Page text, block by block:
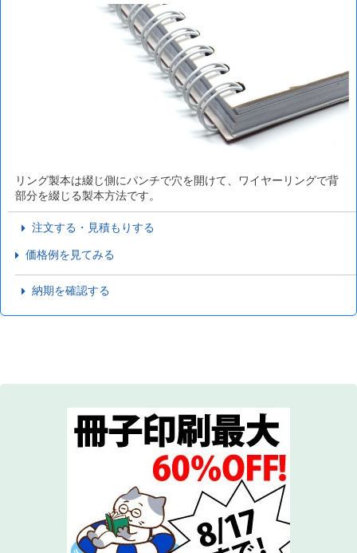
リング製本は綴じ側にパンチで穴を開けて、ワイヤーリングで背
部分を綴じる製本方法です。
注文する・見積もりする
価格例を見てみる
納期を確認する